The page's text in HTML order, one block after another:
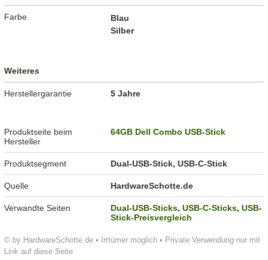
© by HardwareSchotte.de • Irrtümer möglich • Private Verwendung nur mit
Link auf diese Seite
Farbe
Blau
Silber
Weiteres
Herstellergarantie 5 Jahre
Produktseite beim
Hersteller
64GB Dell Combo USB-Stick
Produktsegment Dual-USB-Stick, USB-C-Stick
Quelle HardwareSchotte.de
Verwandte Seiten Dual-USB-Sticks,USB-C-Sticks,USB-
Stick-Preisvergleich